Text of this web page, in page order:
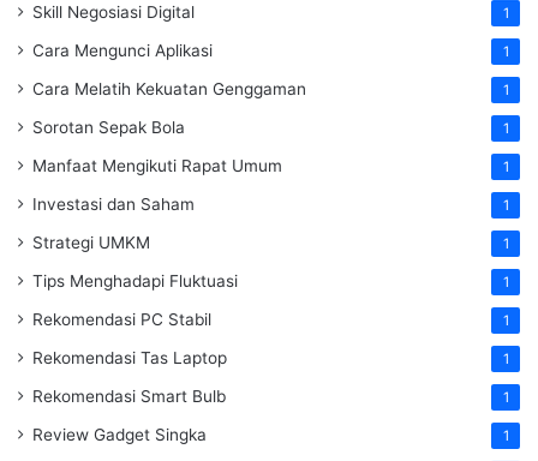
Skill Negosiasi Digital 1
Cara Mengunci Aplikasi 1
Cara Melatih Kekuatan Genggaman 1
Sorotan Sepak Bola 1
Manfaat Mengikuti Rapat Umum 1
Investasi dan Saham 1
Strategi UMKM 1
Tips Menghadapi Fluktuasi 1
Rekomendasi PC Stabil 1
Rekomendasi Tas Laptop 1
Rekomendasi Smart Bulb 1
Review Gadget Singka 1